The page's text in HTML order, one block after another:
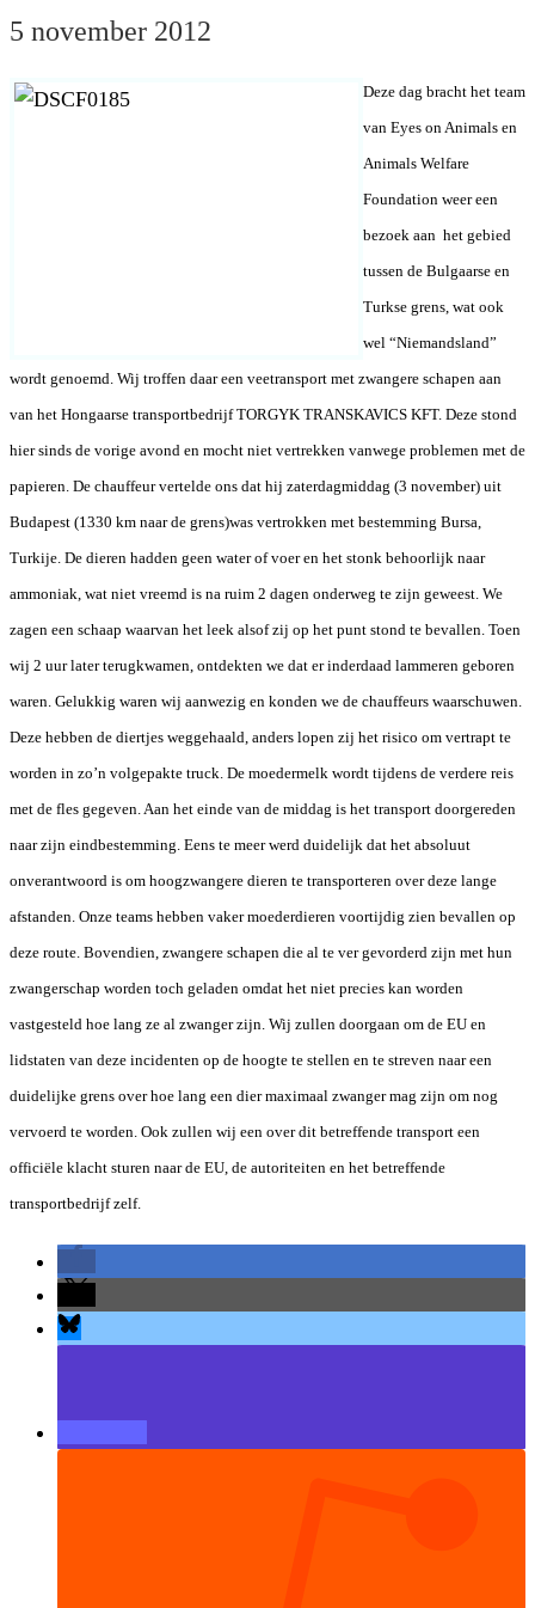
5 november 2012
Deze dag bracht het team
van Eyes on Animals en
Animals Welfare
Foundation weer een
bezoek aan het gebied
tussen de Bulgaarse en
Turkse grens, wat ook
wel “Niemandsland”
wordt genoemd. Wij troffen daar een veetransport met zwangere schapen aan
van het Hongaarse transportbedrijf TORGYK TRANSKAVICS KFT. Deze stond
hier sinds de vorige avond en mocht niet vertrekken vanwege problemen met de
papieren. De chauffeur vertelde ons dat hij zaterdagmiddag (3 november) uit
Budapest (1330 km naar de grens)was vertrokken met bestemming Bursa,
Turkije. De dieren hadden geen water of voer en het stonk behoorlijk naar
ammoniak, wat niet vreemd is na ruim 2 dagen onderweg te zijn geweest. We
zagen een schaap waarvan het leek alsof zij op het punt stond te bevallen. Toen
wij 2 uur later terugkwamen, ontdekten we dat er inderdaad lammeren geboren
waren. Gelukkig waren wij aanwezig en konden we de chauffeurs waarschuwen.
Deze hebben de diertjes weggehaald, anders lopen zij het risico om vertrapt te
worden in zo’n volgepakte truck. De moedermelk wordt tijdens de verdere reis
met de fles gegeven. Aan het einde van de middag is het transport doorgereden
naar zijn eindbestemming. Eens te meer werd duidelijk dat het absoluut
onverantwoord is om hoogzwangere dieren te transporteren over deze lange
afstanden. Onze teams hebben vaker moederdieren voortijdig zien bevallen op
deze route. Bovendien, zwangere schapen die al te ver gevorderd zijn met hun
zwangerschap worden toch geladen omdat het niet precies kan worden
vastgesteld hoe lang ze al zwanger zijn. Wij zullen doorgaan om de EU en
lidstaten van deze incidenten op de hoogte te stellen en te streven naar een
duidelijke grens over hoe lang een dier maximaal zwanger mag zijn om nog
vervoerd te worden. Ook zullen wij een over dit betreffende transport een
officiële klacht sturen naar de EU, de autoriteiten en het betreffende
transportbedrijf zelf.